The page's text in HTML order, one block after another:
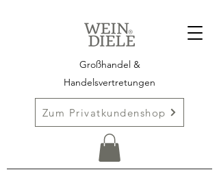
Großhandel &
Handelsvertretungen
Zum Privatkundenshop